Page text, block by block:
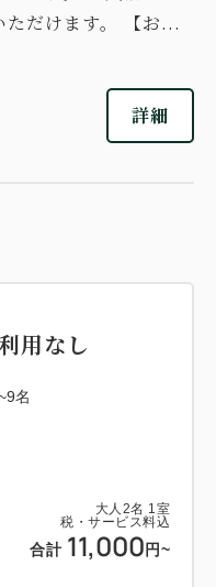
ただけます。 【お...
詳細
大人 2名 1室
税・サービス料込
合計 11,000 円~
用なし
名